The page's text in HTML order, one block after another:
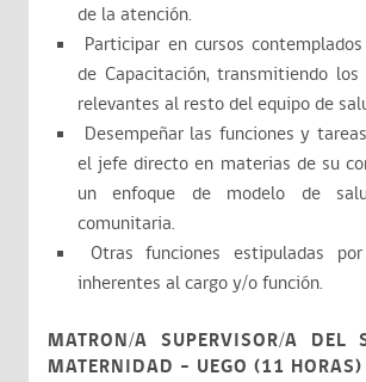
de la atención.
Participar en cursos
de Capacitación, transmitiendo los
relevantes al resto del equipo de
Desempeñar las funciones y
el jefe directo en materias de su
un enfoque de modelo de
comunitaria.
Otras funciones estipuladas
inherentes al cargo y/o función.
MATRON/A SUPERVISOR/A DEL
MATERNIDAD – UEGO (11 HORAS)